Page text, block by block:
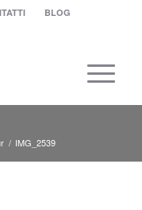
BLOG
/ IMG_2539